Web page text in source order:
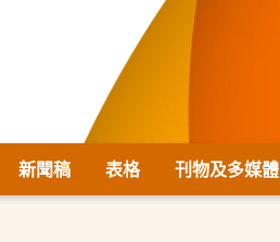
新聞稿 表格 刊物及多媒體